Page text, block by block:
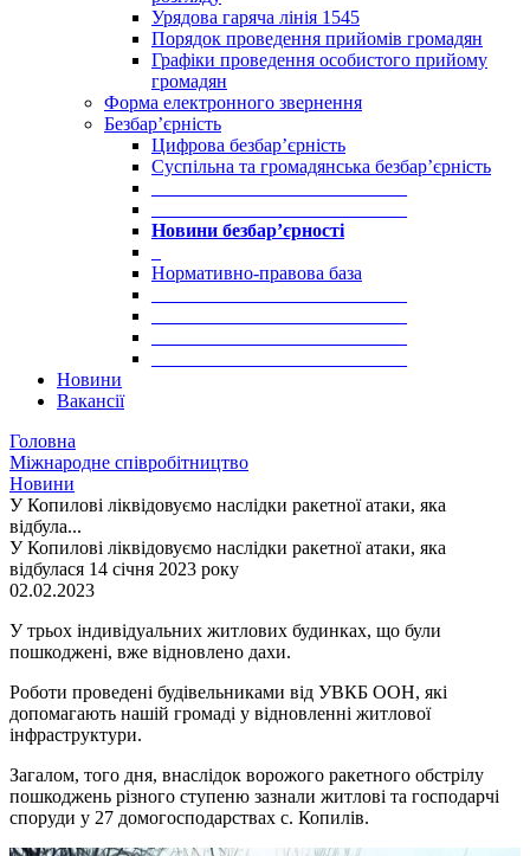
Урядова гаряча лінія 1545
Порядок проведення прийомів громадян
Графіки проведення особистого прийому
громадян
Форма електронного звернення
Безбар’єрність
Цифрова безбар’єрність
Суспільна та громадянська безбар’єрність
Новини безбар’єрності
Нормативно-правова база
Новини
Вакансії
Головна
Міжнародне співробітництво
Новини
У Копилові ліквідовуємо наслідки ракетної атаки, яка
відбула...
У Копилові ліквідовуємо наслідки ракетної атаки, яка
відбулася 14 січня 2023 року
02.02.2023
У трьох індивідуальних житлових будинках, що були
пошкоджені, вже відновлено дахи.
Роботи проведені будівельниками від УВКБ ООН, які
допомагають нашій громаді у відновленні житлової
інфраструктури.
Загалом, того дня, внаслідок ворожого ракетного обстрілу
пошкоджень різного ступеню зазнали житлові та господарчі
споруди у 27 домогосподарствах с. Копилів.